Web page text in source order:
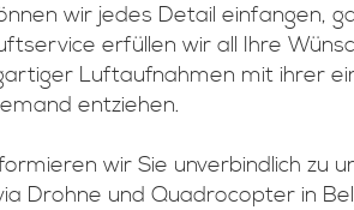
wir jedes Detail einfangen,
erfüllen wir all Ihre
Luftaufnahmen mit ihrer
entziehen.
wir Sie unverbindlich zu
Drohne und Quadrocopter in